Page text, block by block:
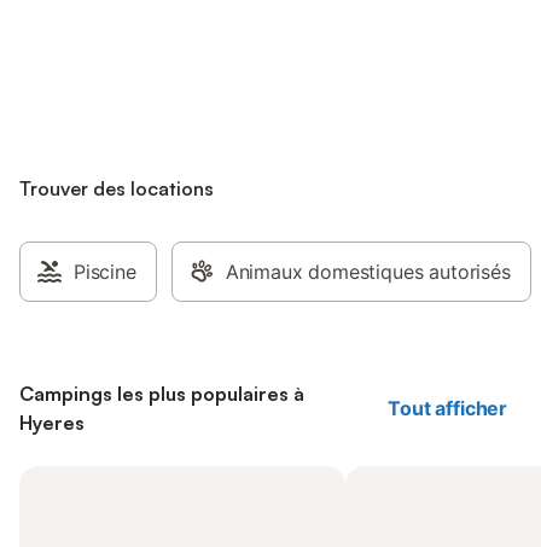
Trouver des locations
Piscine Animaux domestiques autorisés
Campings les plus populaires à
Hyeres
Tout afficher